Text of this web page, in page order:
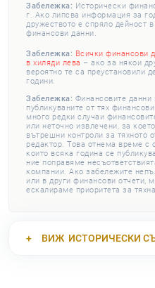
Забележка: Исторически
г. Ако липсва информация за
дружеството е спряло дейност
финансови данни.
Забележка: Всички финансови
в хиляди лева – ако за някои
вероятно те са преустановили
години.
Забележка: Финансовите данни
публикуваните от тях
много редки случаи
или неточно извлечени, за
вътрешни контроли за тяхното
редактор. Това отнема време с
които всяка година се
ние поправяме
компании. Ако забележите
или в други финансови отчети,
ескалираме приоритета за
ВИЖ ИСТОРИЧЕСКИ